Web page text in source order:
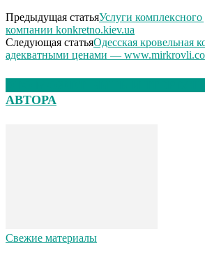
Предыдущая статьяУслуги комплексного
компании konkretno.kiev.ua
Следующая статьяОдесская кровельная
адекватными ценами —
АВТОРА
Свежие материалы